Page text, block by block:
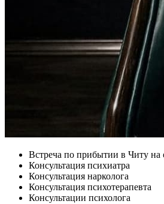
Встреча по прибытии в Читу
Консультация психиатра
Консультация нарколога
Консультация психотерапевта
Консультации психолога